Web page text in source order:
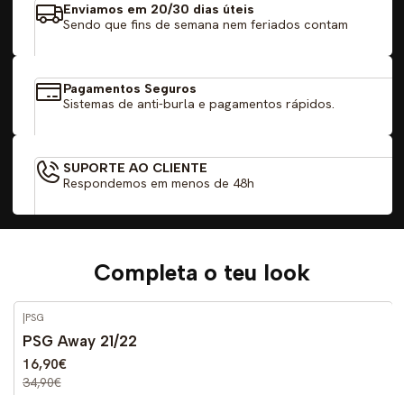
Enviamos em 20/30 dias úteis
Sendo que fins de semana nem feriados contam
Pagamentos Seguros
Sistemas de anti-burla e pagamentos rápidos.
SUPORTE AO CLIENTE
Respondemos em menos de 48h
Completa o teu look
DESCONTO
|PSG
PSG Away 21/22
16,90€
34,90€